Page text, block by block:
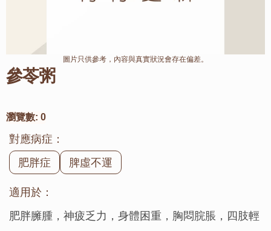
參苓粥
瀏覽數: 0
對應病症：
肥胖症
脾虛不運
適用於：
肥胖臃腫，神疲乏力，身體困重，胸悶脘脹，四肢輕
圖片只供參考，內容與真實狀況會存在偏差。